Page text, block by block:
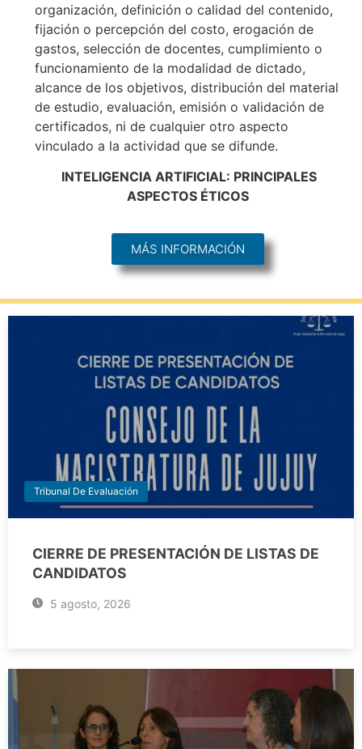
organización, definición o calidad del contenido,
fijación o percepción del costo, erogación de
gastos, selección de docentes, cumplimiento o
funcionamiento de la modalidad de dictado,
alcance de los objetivos, distribución del material
de estudio, evaluación, emisión o validación de
certificados, ni de cualquier otro aspecto
vinculado a la actividad que se difunde.
INTELIGENCIA ARTIFICIAL: PRINCIPALES
ASPECTOS ÉTICOS
MÁS INFORMACIÓN
Tribunal De Evaluación
CIERRE DE PRESENTACIÓN DE LISTAS DE
CANDIDATOS
5 agosto, 2026